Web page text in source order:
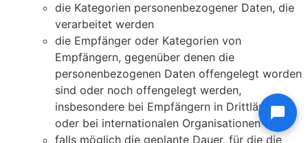
die Kategorien personenbezogener Daten, die
verarbeitet werden
die Empfänger oder Kategorien von
Empfängern, gegenüber denen die
personenbezogenen Daten offengelegt worden
sind oder noch offengelegt werden,
insbesondere bei Empfängern in Drittländern
oder bei internationalen Organisationen
falls möglich die geplante Dauer, für die die